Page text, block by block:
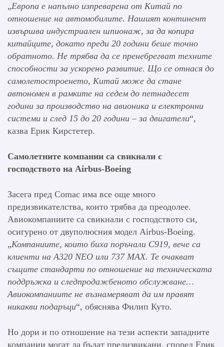
„Европа е напълно изпреварена от Китай по
отношение на автомобилите. Нашият континент
извършва индустриален шпионаж, за да копира
китайците, докато преди 20 години беше точно
обратното. Не трябва да се пренебрегват техните
способности за ускорено развитие. Що се отнася до
самолетостроенето, Китай може да стане
автономен в рамките на седем до петнадесет
години за производство на авионика и електронни
системи и след 15 до 20 години – за двигатели“,
казва Ерик Кирстетер.
Самолетните компании са свикнали с
господството на Airbus-Boeing
Засега пред Comac има все още много
предизвикателства, които трябва да преодолее.
Авиокомпаниите са свикнали с господството си,
осигурено от двуполюсния модел Airbus-Boeing.
„Компаниите, които биха поръчали C919, вече са
клиенти на A320 NEO или 737 MAX. Те очакват
същите стандарти по отношение на техническата
поддръжка и следпродажбеното обслужване…
Авиокомпаниите не възнамеряват да им правят
никакви подаръци“, обяснява Филип Куто.
Но дори и по отношение на тези аспекти западните
компании могат да бъдат предизвикани, според Ерик